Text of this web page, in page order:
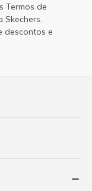
Termos de
Skechers.
descontos e